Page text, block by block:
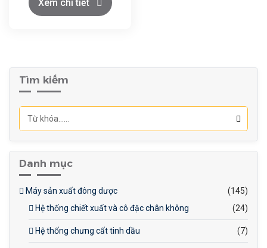
men: Hệ thống giúp tối ưu
thống cho phép kiểm soát
chính xác các thông số lên
sản phẩm ổn định.
Xem chi tiết
Tìm kiếm
Danh mục
Máy sản xuất đông dược
(145)
Hệ thống chiết xuất và cô đặc chân không
(24)
Hệ thống chưng cất tinh dầu (7)